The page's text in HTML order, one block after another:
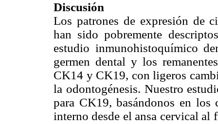
Discusión
Los patrones de expresión de
han sido pobremente
estudio inmunohistoquímico
germen dental y los
CK14 y CK19, con ligeros
la odontogénesis. Nuestro
para CK19, basándonos en
interno desde el ansa cervical